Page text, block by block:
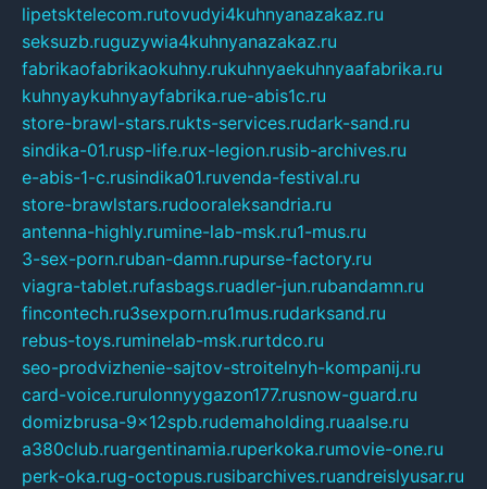
lipetsktelecom.rutovudyi4kuhnyanazakaz.ru
seksuzb.ruguzywia4kuhnyanazakaz.ru
fabrikaofabrikaokuhny.rukuhnyaekuhnyaafabrika.ru
kuhnyaykuhnyayfabrika.rue-abis1c.ru
store-brawl-stars.rukts-services.rudark-sand.ru
sindika-01.rusp-life.rux-legion.rusib-archives.ru
e-abis-1-c.rusindika01.ruvenda-festival.ru
store-brawlstars.rudooraleksandria.ru
antenna-highly.rumine-lab-msk.ru1-mus.ru
3-sex-porn.ruban-damn.rupurse-factory.ru
viagra-tablet.rufasbags.ruadler-jun.rubandamn.ru
fincontech.ru3sexporn.ru1mus.rudarksand.ru
rebus-toys.ruminelab-msk.rurtdco.ru
seo-prodvizhenie-sajtov-stroitelnyh-kompanij.ru
card-voice.rurulonnyygazon177.rusnow-guard.ru
domizbrusa-9x12spb.rudemaholding.ruaalse.ru
a380club.ruargentinamia.ruperkoka.rumovie-one.ru
perk-oka.rug-octopus.rusibarchives.ruandreislyusar.ru